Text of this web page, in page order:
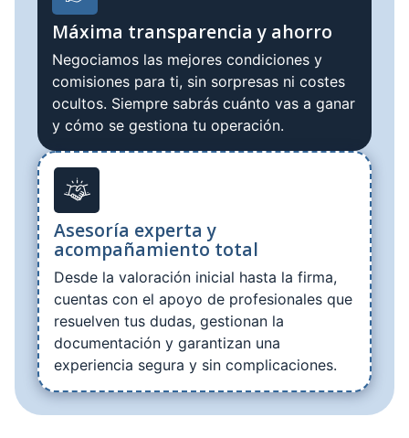
Máxima transparencia y ahorro
Negociamos las mejores condiciones y
comisiones para ti, sin sorpresas ni costes
ocultos. Siempre sabrás cuánto vas a ganar
y cómo se gestiona tu operación.
Asesoría experta y
acompañamiento total
Desde la valoración inicial hasta la firma,
cuentas con el apoyo de profesionales que
resuelven tus dudas, gestionan la
documentación y garantizan una
experiencia segura y sin complicaciones.